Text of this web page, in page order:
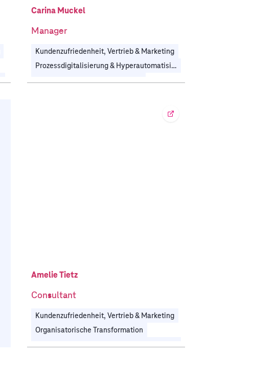
Carina Muckel
Manager
Kundenzufriedenheit, Vertrieb & Marketing
Prozessdigitalisierung & Hyperautomatisierung
Amelie Tietz
Consultant
Kundenzufriedenheit, Vertrieb & Marketing
Organisatorische Transformation